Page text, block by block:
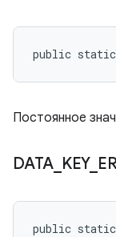
public static
Постоянное
DATA KEY_
public static